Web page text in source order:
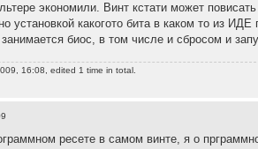
экономили. Винт кстати может
установкой какогото бита в каком то из
биос, в том числе и сбросом и
16:08, edited 1 time in total.
ресете в самом винте, я о